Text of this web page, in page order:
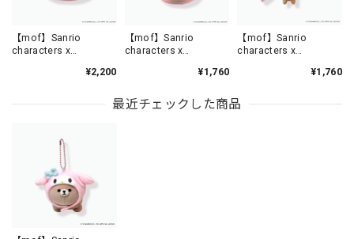
【mof】Sanrio
characters x
しフェイスポーチ MY
MFS004-6
¥2,200
【mof】Sanrio
characters x
しミニポーチチャーム
MFS005-6
¥1,760
【mof】Sanrio
characters x
しPVCキーホルダー MY
MFS006-6
¥1,760
最近チェックした商品